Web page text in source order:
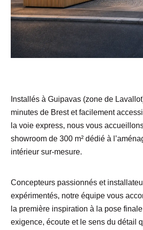
Installés à Guipavas (zone de
minutes de Brest et facilement
la voie express, nous vous
showroom de 300 m² dédié à
intérieur sur-mesure.
Concepteurs passionnés et
expérimentés, notre équipe vous
la première inspiration à la pose
exigence, écoute et le sens du détail